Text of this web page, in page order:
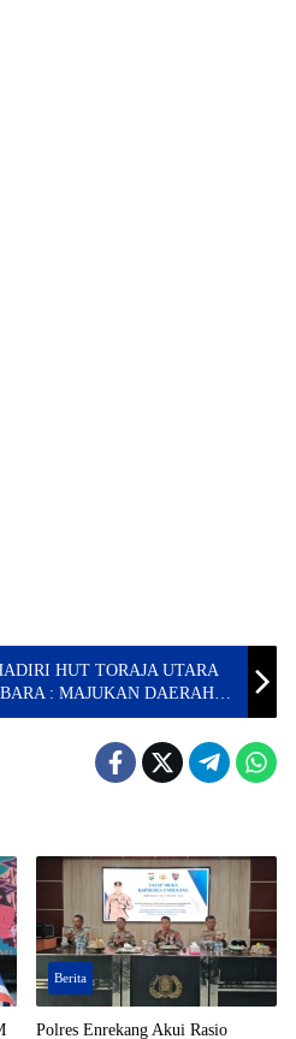
HUT TORAJA UTARA
: MAJUKAN DAERAH
Berita
Polres Enrekang Akui Rasio